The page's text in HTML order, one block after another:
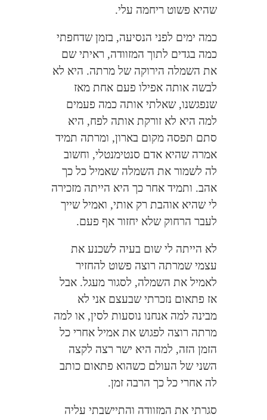
שהיא פשוט ריחמה עלי.
כמה ימים לפני הנסיעה, בזמן שדחפתי
כמה בגדים לתוך המזוודה, ראיתי שם
את השמלה הירוקה של מרתה. היא לא
לבשה אותה אפילו פעם אחת מאז
שנפגשנו, שאלתי אותה כמה פעמים
למה היא לא זורקת אותה לפח, היא
סתם תפסה מקום בארון, ומרתה תמיד
אמרה שהיא אדם סנטימנטלי, וחשוב
לה לשמור את השמלה שאמיל כל כך
אהב. ותמיד אחר כך היא הייתה מזכירה
לי שהיא אוהבת רק אותי, ואמיל שייך
לעבר הרחוק שלא יחזור אף פעם.
לא הייתה לי שום בעיה לשכנע את
עצמי שמרתה רוצה פשוט להחזיר
לאמיל את השמלה, לסגור מעגל. אבל
אז פתאום נזכרתי שבעצם אני לא
מבינה למה אנחנו נוסעות לסין, או למה
מרתה רוצה לפגוש את אמיל אחרי כל
הזמן הזה, למה היא ישר רצה לקצה
השני של העולם כשהוא פתאום כותב
לה אחרי כל כך הרבה זמן.
סגרתי את המזוודה והתיישבתי עליה